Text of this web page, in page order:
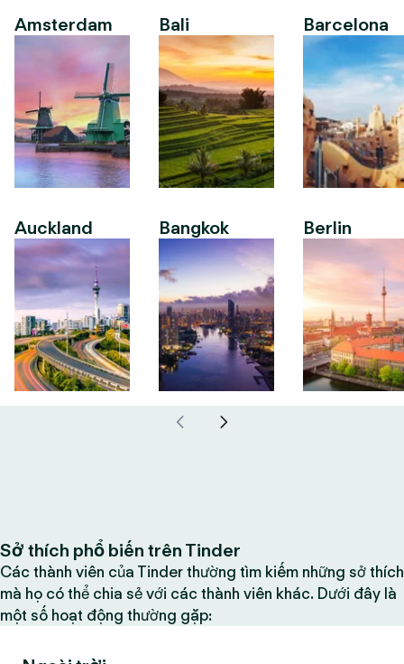
Amsterdam
Auckland
Bali
Bangkok
Barcelona
Berlin
Sở thích phổ biến trên Tinder
Các thành viên của Tinder thường tìm kiếm những sở thích
mà họ có thể chia sẻ với các thành viên khác. Dưới đây là
một số hoạt động thường gặp: